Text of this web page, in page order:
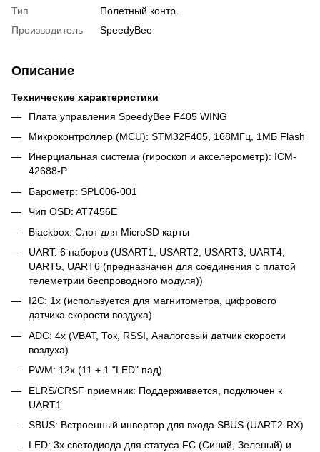
Тип
Полетный контр.
Производитель
SpeedyBee
Описание
Технические характеристики
Плата управления SpeedyBee F405 WING
Микроконтроллер (MCU): STM32F405, 168МГц, 1МБ Flash
Инерциальная система (гироскоп и акселерометр): ICM-
42688-P
Барометр: SPL006-001
Чип OSD: AT7456E
Blackbox: Слот для MicroSD карты
UART: 6 наборов (USART1, USART2, USART3, UART4,
UART5, UART6 (предназначен для соединения с платой
телеметрии беспроводного модуля))
I2C: 1x (используется для магнитометра, цифрового
датчика скорости воздуха)
ADC: 4x (VBAT, Ток, RSSI, Аналоговый датчик скорости
воздуха)
PWM: 12x (11 + 1 "LED" пад)
ELRS/CRSF приемник: Поддерживается, подключен к
UART1
SBUS: Встроенный инвертор для входа SBUS (UART2-RX)
LED: 3x светодиода для статуса FC (Синий, Зеленый) и